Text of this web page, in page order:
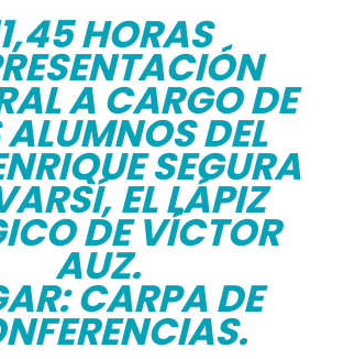
HORAS
A CARGO DE
ALUMNOS DEL
SEGURA
EL LÁPIZ
DE VÍCTOR
AUZ.
CARPA DE